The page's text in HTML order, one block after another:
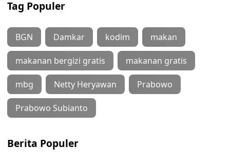
Tag Populer
BGN Damkar kodim makan
makanan bergizi gratis makanan gratis
mbg Netty Heryawan Prabowo
Prabowo Subianto
Berita Populer